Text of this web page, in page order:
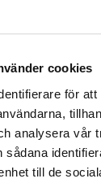
cookies
för
analysera vår
sådana
till de
fungerar för
och
på
nätcasinon –
digitala